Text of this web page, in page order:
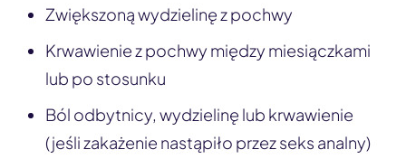
Zwiększoną wydzielinę z pochwy
Krwawienie z pochwy między miesiączkami
lub po stosunku
Ból odbytnicy, wydzielinę lub krwawienie
(jeśli zakażenie nastąpiło przez seks analny)